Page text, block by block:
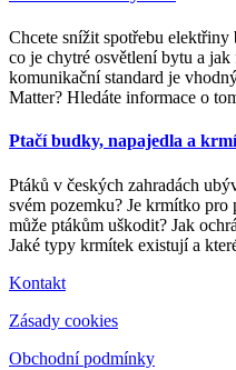
Chcete snížit spotřebu
co je chytré osvětlení bytu a
komunikační standard je
Matter? Hledáte informace o
Ptačí budky, napajedla a
Ptáků v českých zahradách
svém pozemku? Je krmítko pro
může ptákům uškodit? Jak
Jaké typy krmítek existují a
Kontakt
Zásady cookies
Obchodní podmínky